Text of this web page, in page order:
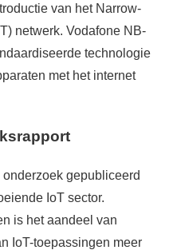
van het Narrow-
netwerk. Vodafone NB-
technologie
met het internet
gepubliceerd
IoT sector.
is het aandeel van
IoT-toepassingen meer